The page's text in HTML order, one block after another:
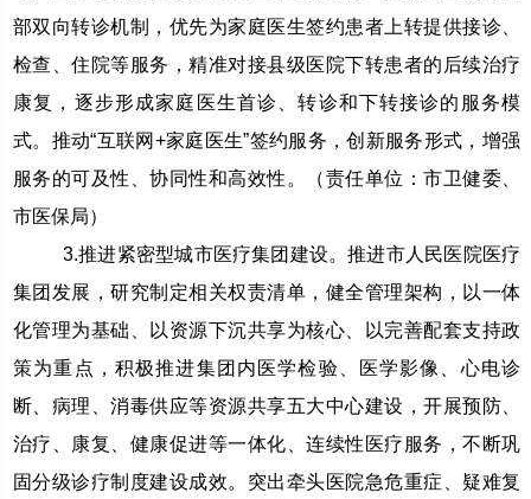
部双向转诊机制，优先为家庭医生签约患者上转提供接诊、
检查、住院等服务，精准对接县级医院下转患者的后续治疗
康复，逐步形成家庭医生首诊、转诊和下转接诊的服务模
式。推动“互联网+家庭医生”签约服务，创新服务形式，增强
服务的可及性、协同性和高效性。（责任单位：市卫健委、
市医保局）
3.推进紧密型城市医疗集团建设。推进市人民医院医疗
集团发展，研究制定相关权责清单，健全管理架构，以一体
化管理为基础、以资源下沉共享为核心、以完善配套支持政
策为重点，积极推进集团内医学检验、医学影像、心电诊
断、病理、消毒供应等资源共享五大中心建设，开展预防、
治疗、康复、健康促进等一体化、连续性医疗服务，不断巩
固分级诊疗制度建设成效。突出牵头医院急危重症、疑难复